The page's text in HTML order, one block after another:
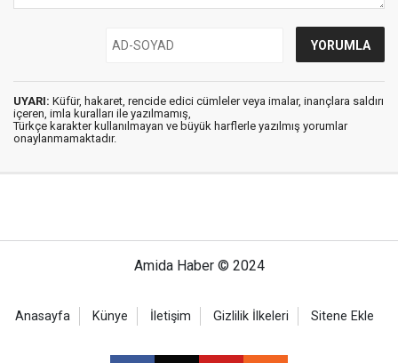
UYARI: Küfür, hakaret, rencide edici cümleler veya imalar, inançlara saldırı
içeren, imla kuralları ile yazılmamış,
Türkçe karakter kullanılmayan ve büyük harflerle yazılmış yorumlar
onaylanmamaktadır.
Amida Haber © 2024
Anasayfa Künye İletişim Gizlilik İlkeleri Sitene Ekle